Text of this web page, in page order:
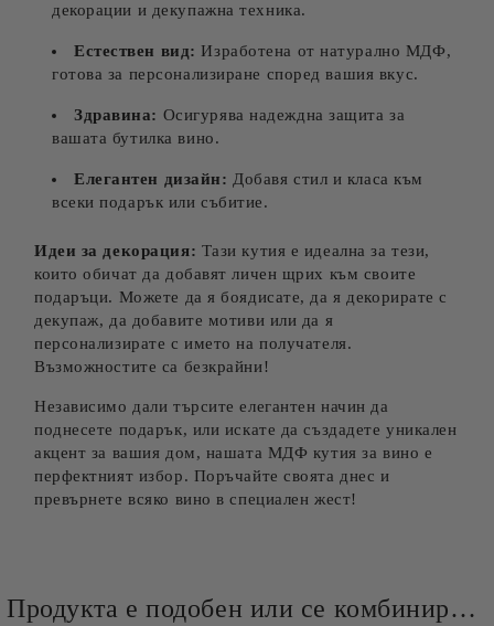
декорации и декупажна техника.
Естествен вид: Изработена от натурално МДФ,
готова за персонализиране според вашия вкус.
Здравина: Осигурява надеждна защита за
вашата бутилка вино.
Елегантен дизайн: Добавя стил и класа към
всеки подарък или събитие.
Идеи за декорация: Тази кутия е идеална за тези,
които обичат да добавят личен щрих към своите
подаръци. Можете да я боядисате, да я декорирате с
декупаж, да добавите мотиви или да я
персонализирате с името на получателя.
Възможностите са безкрайни!
Независимо дали търсите елегантен начин да
поднесете подарък, или искате да създадете уникален
акцент за вашия дом, нашата МДФ кутия за вино е
перфектният избор. Поръчайте своята днес и
превърнете всяко вино в специален жест!
Продукта е подобен или се комбинира добре и със следните продукти :